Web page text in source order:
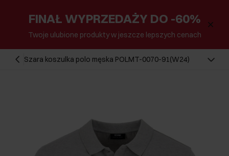
FINAŁ WYPRZEDAŻY DO -60%
Twoje ulubione produkty w jeszcze lepszych cenach
Szara koszulka polo męska POLMT-0070-91(W24)